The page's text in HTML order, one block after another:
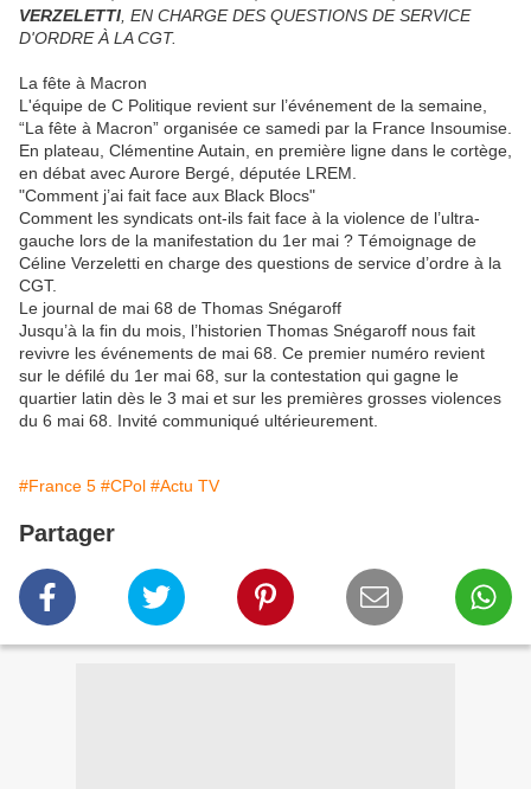
VERZELETTI , EN CHARGE DES QUESTIONS DE SERVICE
D'ORDRE À LA CGT.
La fête à Macron
L'équipe de C Politique revient sur l’événement de la semaine,
“La fête à Macron” organisée ce samedi par la France Insoumise.
En plateau, Clémentine Autain, en première ligne dans le cortège,
en débat avec Aurore Bergé, députée LREM.
"Comment j’ai fait face aux Black Blocs"
Comment les syndicats ont-ils fait face à la violence de l’ultra-
gauche lors de la manifestation du 1er mai ? Témoignage de
Céline Verzeletti en charge des questions de service d’ordre à la
CGT.
Le journal de mai 68 de Thomas Snégaroff
Jusqu’à la fin du mois, l’historien Thomas Snégaroff nous fait
revivre les événements de mai 68. Ce premier numéro revient
sur le défilé du 1er mai 68, sur la contestation qui gagne le
quartier latin dès le 3 mai et sur les premières grosses violences
du 6 mai 68. Invité communiqué ultérieurement.
#France 5 #CPol #Actu TV
Partager